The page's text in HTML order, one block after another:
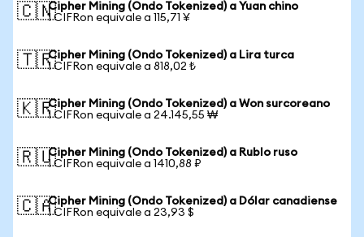
🇨🇳Cipher Mining (Ondo Tokenized) a Yuan chino
1 CIFRon equivale a 115,71 ¥
🇹🇷Cipher Mining (Ondo Tokenized) a Lira turca
1 CIFRon equivale a 818,02 ₺
🇰🇷Cipher Mining (Ondo Tokenized) a Won surcoreano
1 CIFRon equivale a 24.145,55 ₩
🇷🇺Cipher Mining (Ondo Tokenized) a Rublo ruso
1 CIFRon equivale a 1410,88 ₽
🇨🇦Cipher Mining (Ondo Tokenized) a Dólar canadiense
1 CIFRon equivale a 23,93 $